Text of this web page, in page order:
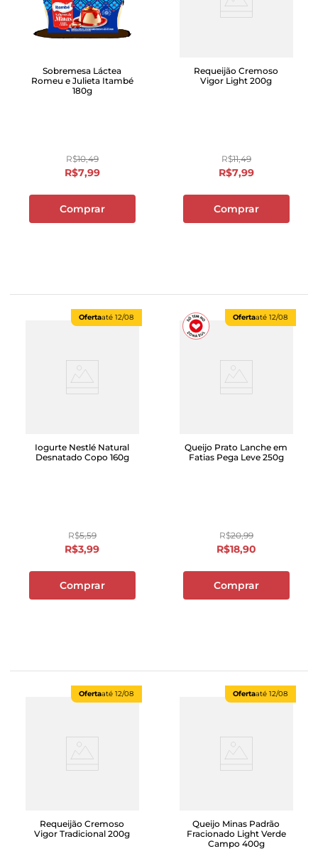
Sobremesa Láctea
Romeu e Julieta Itambé
180g
R$10,49
R$7,99
Comprar
Requeijão Cremoso
Vigor Light 200g
R$11,49
R$7,99
Comprar
Ofertaaté 12/08
Iogurte Nestlé Natural
Desnatado Copo 160g
R$5,59
R$3,99
Comprar
Ofertaaté 12/08
Queijo Prato Lanche em
Fatias Pega Leve 250g
R$20,99
R$18,90
Comprar
Ofertaaté 12/08
Requeijão Cremoso
Vigor Tradicional 200g
Ofertaaté 12/08
Queijo Minas Padrão
Fracionado Light Verde
Campo 400g